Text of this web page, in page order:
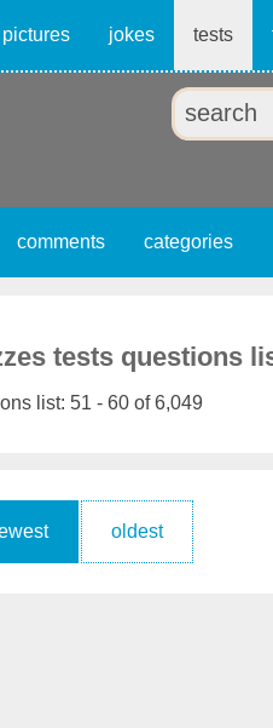
pictures jokes tests
comments categories
tests questions
list: 51 - 60 of 6,049
oldest